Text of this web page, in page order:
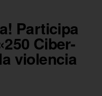
Participa
Ciber-
violencia